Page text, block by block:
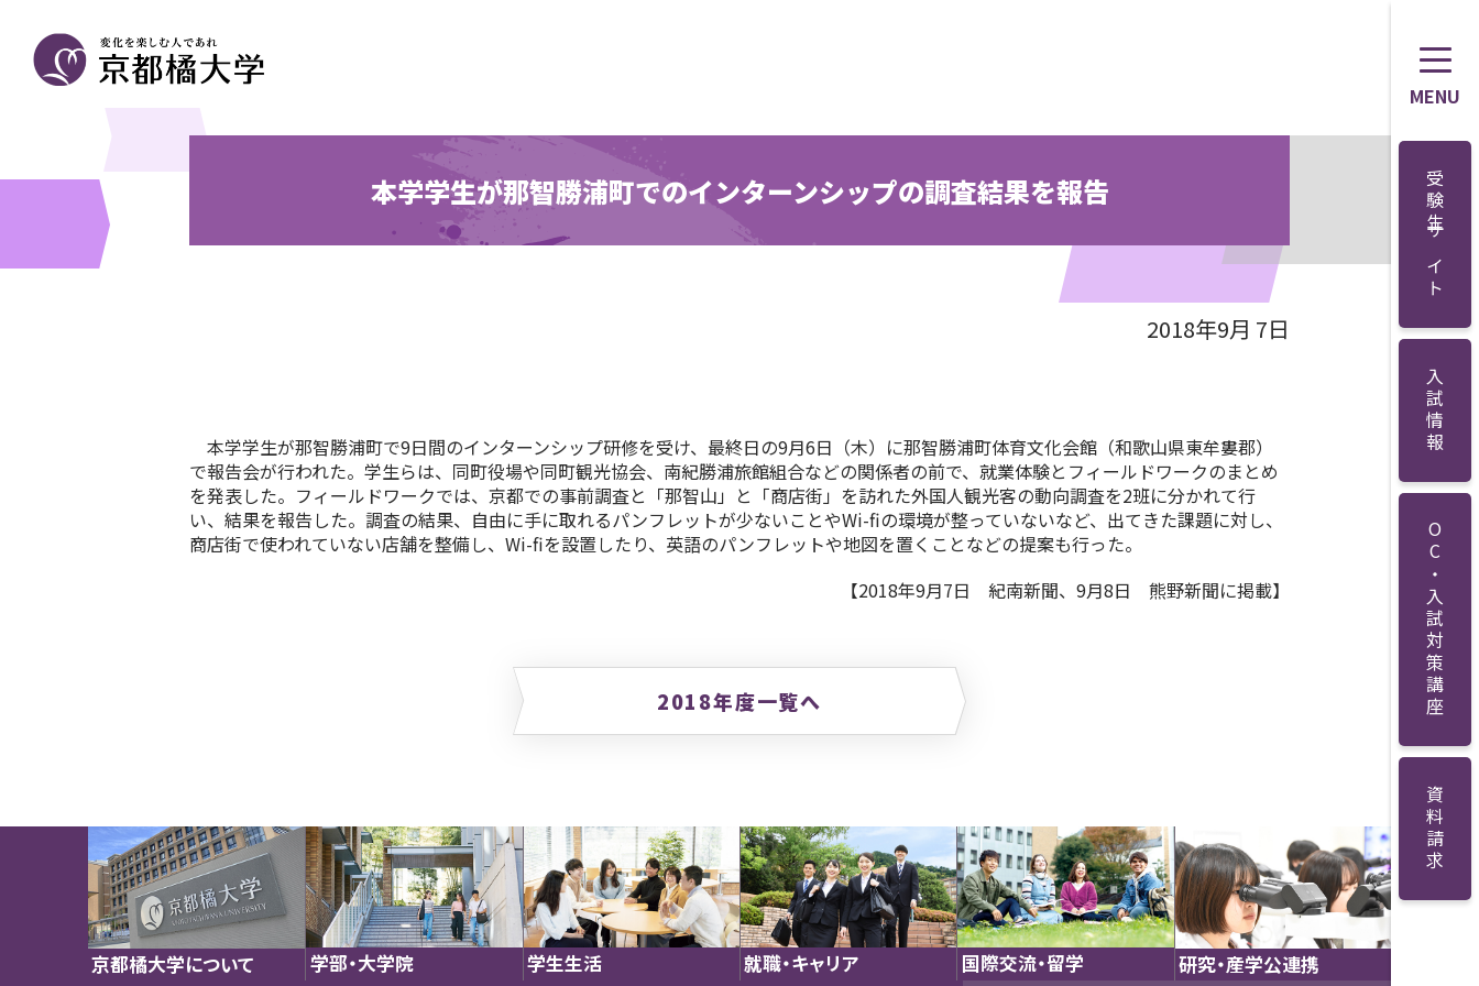
MENU
受験生サイト
入試情報
OC・入試対策講座
資料請求
本学学生が那智勝浦町でのインターンシップの調査結果を報告
2018年9月 7日
本学学生が那智勝浦町で9日間のインターンシップ研修を受け、最終日の9月6日（木）に那智勝浦町体育文化会館（和歌山県東牟婁郡）
で報告会が行われた。学生らは、同町役場や同町観光協会、南紀勝浦旅館組合などの関係者の前で、就業体験とフィールドワークのまとめ
を発表した。フィールドワークでは、京都での事前調査と「那智山」と「商店街」を訪れた外国人観光客の動向調査を2班に分かれて行
い、結果を報告した。調査の結果、自由に手に取れるパンフレットが少ないことやWi-fiの環境が整っていないなど、出てきた課題に対し、
商店街で使われていない店舗を整備し、Wi-fiを設置したり、英語のパンフレットや地図を置くことなどの提案も行った。
【2018年9月7日 紀南新聞、9月8日 熊野新聞に掲載】
2018年度一覧へ
京都橘大学について 学部・大学院 学生生活 就職・キャリア 国際交流・留学 研究・産学公連携